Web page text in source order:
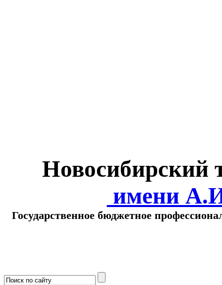
Новосибирский
имени
Государственное бюджетное